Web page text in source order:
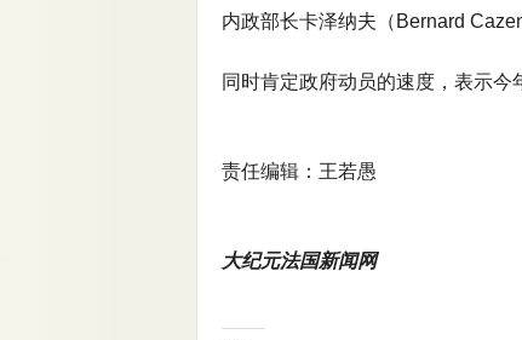
内政部长卡泽纳夫（Bernard
同时肯定政府动员的速度，表示今
责任编辑：王若愚
大纪元法国新闻网